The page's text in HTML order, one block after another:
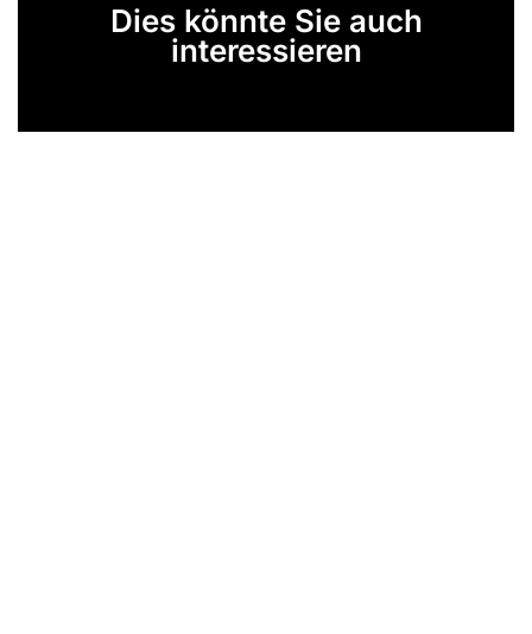
Dies könnte Sie auch
interessieren